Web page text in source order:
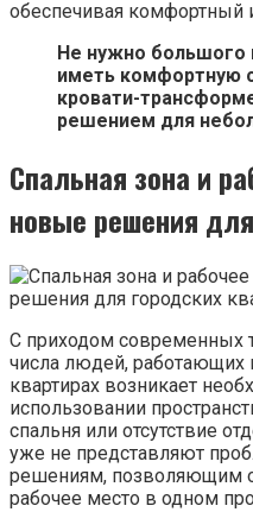
обеспечивая комфортный
Не нужно большого
иметь комфортную
кровати-
решением для
Спальная зона и
новые решения
С приходом современных
числа людей, работающих
квартирах возникает
использовании
спальня или отсутствие
уже не представляют
решениям, позволяющим
рабочее место в одном